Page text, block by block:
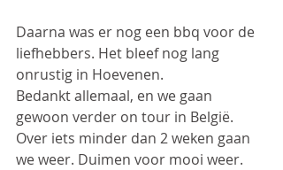
Daarna was er nog een bbq voor de
liefhebbers. Het bleef nog lang
onrustig in Hoevenen.
Bedankt allemaal, en we gaan
gewoon verder on tour in België.
Over iets minder dan 2 weken gaan
we weer. Duimen voor mooi weer.